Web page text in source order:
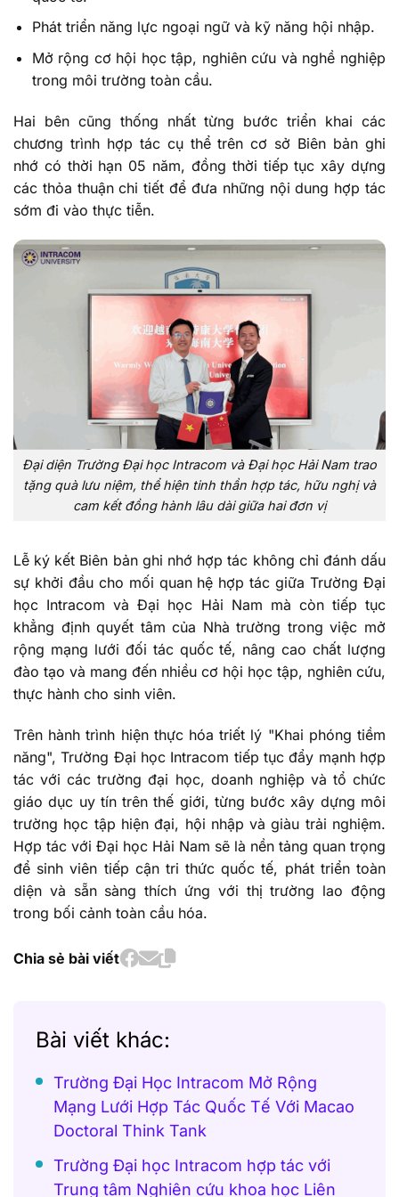
Phát triển năng lực ngoại ngữ và kỹ năng hội nhập.
Mở rộng cơ hội học tập, nghiên cứu và nghề nghiệp
trong môi trường toàn cầu.
Hai bên cũng thống nhất từng bước triển khai các
chương trình hợp tác cụ thể trên cơ sở Biên bản ghi
nhớ có thời hạn 05 năm, đồng thời tiếp tục xây dựng
các thỏa thuận chi tiết để đưa những nội dung hợp tác
sớm đi vào thực tiễn.
Đại diện Trường Đại học Intracom và Đại học Hải Nam trao
tặng quà lưu niệm, thể hiện tinh thần hợp tác, hữu nghị và
cam kết đồng hành lâu dài giữa hai đơn vị
Lễ ký kết Biên bản ghi nhớ hợp tác không chỉ đánh dấu
sự khởi đầu cho mối quan hệ hợp tác giữa Trường Đại
học Intracom và Đại học Hải Nam mà còn tiếp tục
khẳng định quyết tâm của Nhà trường trong việc mở
rộng mạng lưới đối tác quốc tế, nâng cao chất lượng
đào tạo và mang đến nhiều cơ hội học tập, nghiên cứu,
thực hành cho sinh viên.
Trên hành trình hiện thực hóa triết lý "Khai phóng tiềm
năng", Trường Đại học Intracom tiếp tục đẩy mạnh hợp
tác với các trường đại học, doanh nghiệp và tổ chức
giáo dục uy tín trên thế giới, từng bước xây dựng môi
trường học tập hiện đại, hội nhập và giàu trải nghiệm.
Hợp tác với Đại học Hải Nam sẽ là nền tảng quan trọng
để sinh viên tiếp cận tri thức quốc tế, phát triển toàn
diện và sẵn sàng thích ứng với thị trường lao động
trong bối cảnh toàn cầu hóa.
Chia sẻ bài viết
Bài viết khác:
Trường Đại Học Intracom Mở Rộng
Mạng Lưới Hợp Tác Quốc Tế Với Macao
Doctoral Think Tank
Trường Đại học Intracom hợp tác với
Trung tâm Nghiên cứu khoa học Liên